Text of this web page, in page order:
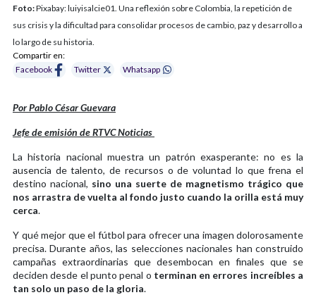
Foto:Pixabay: luiyisalcie01. Una reflexión sobre Colombia, la repetición de
sus crisis y la dificultad para consolidar procesos de cambio, paz y desarrollo a
lo largo de su historia.
Compartir en:
Facebook
Twitter Whatsapp
Por Pablo César Guevara
Jefe de emisión de RTVC Noticias
La historia nacional muestra un patrón exasperante: no es la
ausencia de talento, de recursos o de voluntad lo que frena el
destino nacional, sino una suerte de magnetismo trágico que
nos arrastra de vuelta al fondo justo cuando la orilla está muy
cerca.
Y qué mejor que el fútbol para ofrecer una imagen dolorosamente
precisa. Durante años, las selecciones nacionales han construido
campañas extraordinarias que desembocan en finales que se
deciden desde el punto penal o terminan en errores increíbles a
tan solo un paso de la gloria.